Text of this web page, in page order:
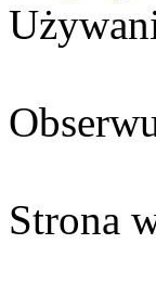
Strona